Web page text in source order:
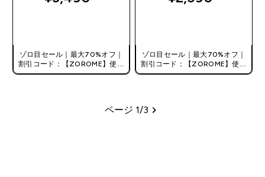
ゾロ目セール｜最大70%オフ｜
割引コード：【ZOROME】使用
で追加10%オフ！
ゾロ目セール｜最大70%オフ｜
割引コード：【ZOROME】使用
で追加10%オフ！
ページ
ページ 1/3